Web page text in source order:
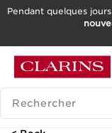
ALLER AU
OUTIL
Pendant quelques
HISTORIQUE DES